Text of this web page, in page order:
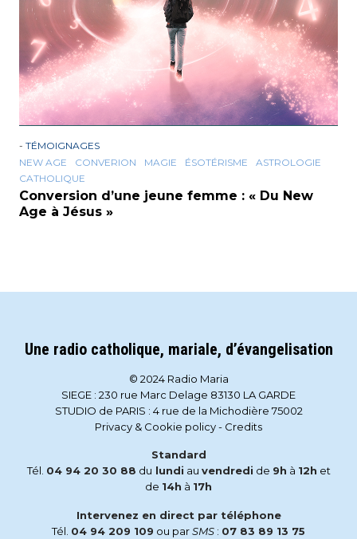
- TÉMOIGNAGES
NEW AGE
CONVERION MAGIE ÉSOTÉRISME
ASTROLOGIE
CATHOLIQUE
Conversion d’une jeune femme : « Du New
Age à Jésus »
Une radio catholique, mariale, d’évangelisation
© 2024 Radio Maria
SIEGE : 230 rue Marc Delage 83130 LA GARDE
STUDIO de PARIS : 4 rue de la Michodière 75002
Privacy & Cookie policy- Credits
Standard
Tél. 04 94 20 30 88 du lundi au vendredi de 9h à 12h et
de 14h à 17h
Intervenez en direct par téléphone
Tél. 04 94 209 109 ou parSMS : 07 83 89 13 75